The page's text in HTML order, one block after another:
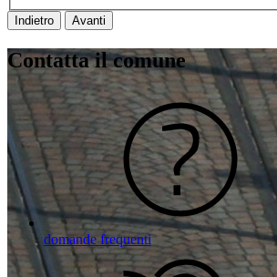
Indietro Avanti
Contatta il comune
domande frequenti